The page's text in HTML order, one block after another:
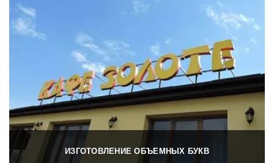
ИЗГОТОВЛЕНИЕ ОБЪЕМНЫХ БУКВ